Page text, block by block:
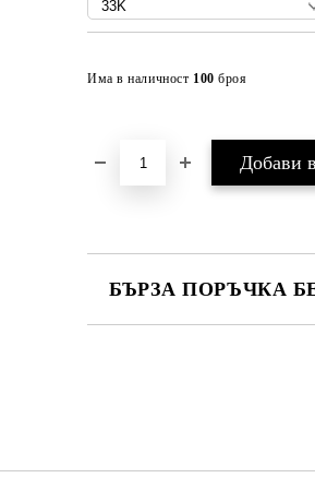
Има в наличност 100 броя
БЪРЗА ПОРЪЧКА